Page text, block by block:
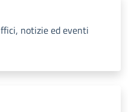
notizie ed eventi